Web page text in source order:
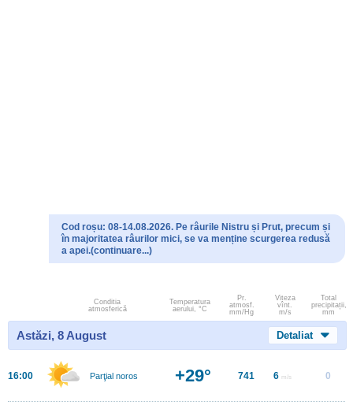
Cod roșu: 08-14.08.2026. Pe râurile Nistru și Prut, precum și
în majoritatea râurilor mici, se va menține scurgerea redusă
a apei.(continuare...)
Conditia
atmosferică
Temperatura
aerului, °C
Pr.
atmosf.
mm/Hg
Viteza
vînt.
m/s
Total
precipitații,
mm
Astăzi, 8 August Detaliat
16:00 Parţial noros +29° 741 6 m/s 0